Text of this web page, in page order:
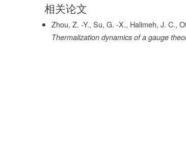
相关论文
Zhou, Z. -Y., Su, G. -X., Halimeh, J. C.,
Thermalization dynamics of a gauge